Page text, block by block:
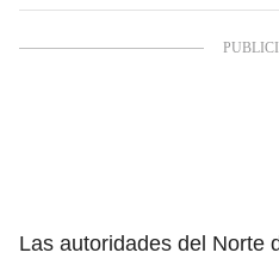
Las autoridades del Norte